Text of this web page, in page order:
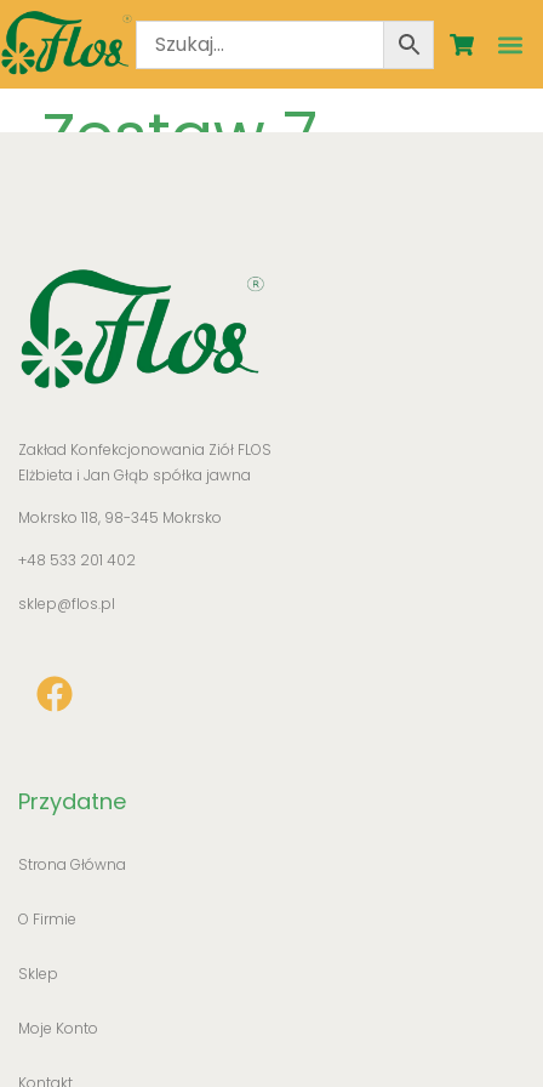
Zestaw 7
Zakład Konfekcjonowania Ziół FLOS
Elżbieta i Jan Głąb spółka jawna
Mokrsko 118, 98-345 Mokrsko
+48 533 201 402
sklep@flos.pl
Przydatne
Strona Główna
O Firmie
Sklep
Moje Konto